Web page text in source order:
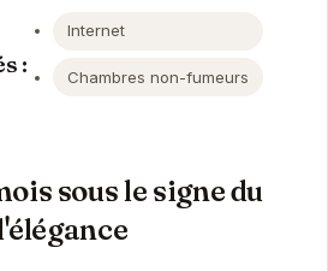
:
Internet
Chambres non-fumeurs
sous le signe du